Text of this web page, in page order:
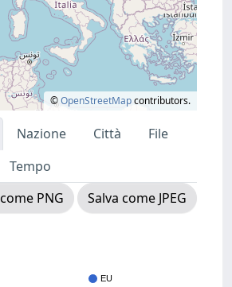
©OpenStreetMapcontributors.
Nazione Città
File
Tempo
PNG
Salva come JPEG
EU